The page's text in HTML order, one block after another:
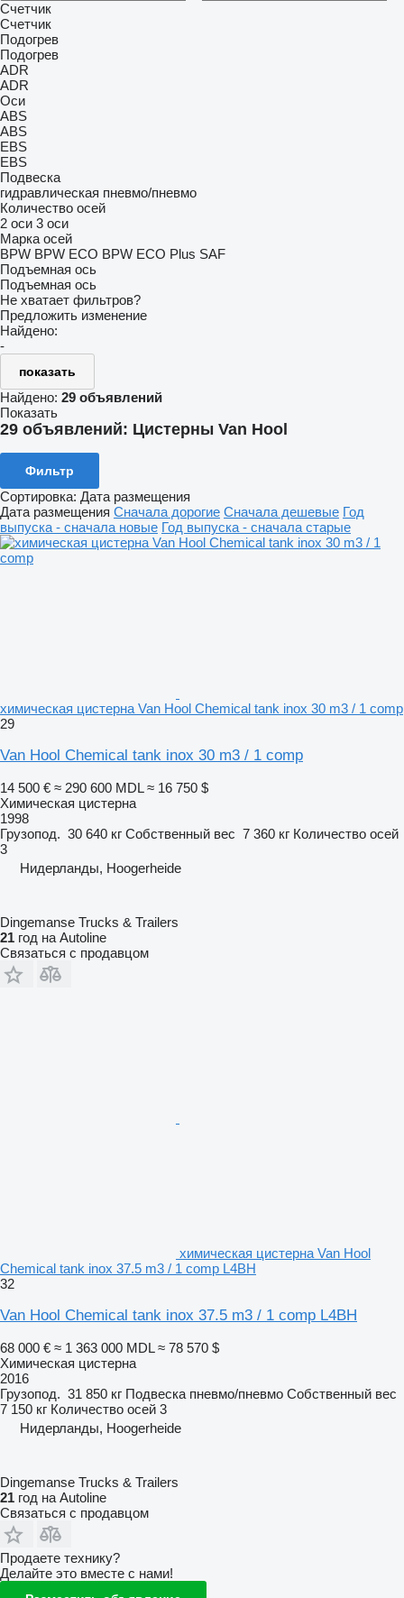
Счетчик
Счетчик
Подогрев
Подогрев
ADR
ADR
Оси
ABS
ABS
EBS
EBS
Подвеска
гидравлическая пневмо/пневмо
Количество осей
2 оси 3 оси
Марка осей
BPW BPW ECO BPW ECO Plus SAF
Подъемная ось
Подъемная ось
Не хватает фильтров?
Предложить изменение
Найдено:
-
показать
Найдено: 29 объявлений
Показать
29 объявлений: Цистерны Van Hool
Фильтр
Сортировка: Дата размещения
Дата размещения Сначала дорогие Сначала дешевые Год
выпуска - сначала новые Год выпуска - сначала старые
химическая цистерна Van Hool Chemical tank inox 30 m3 / 1 comp
29
Van Hool Chemical tank inox 30 m3 / 1 comp
14 500 € ≈ 290 600 MDL ≈ 16 750 $
Химическая цистерна
1998
Грузопод. 30 640 кг Собственный вес 7 360 кг Количество осей
3
Нидерланды, Hoogerheide
Dingemanse Trucks & Trailers
21 год на Autoline
Связаться с продавцом
химическая цистерна Van Hool
Chemical tank inox 37.5 m3 / 1 comp L4BH
32
Van Hool Chemical tank inox 37.5 m3 / 1 comp L4BH
68 000 € ≈ 1 363 000 MDL ≈ 78 570 $
Химическая цистерна
2016
Грузопод. 31 850 кг Подвеска пневмо/пневмо Собственный вес
7 150 кг Количество осей 3
Нидерланды, Hoogerheide
Dingemanse Trucks & Trailers
21 год на Autoline
Связаться с продавцом
Продаете технику?
Делайте это вместе с нами!